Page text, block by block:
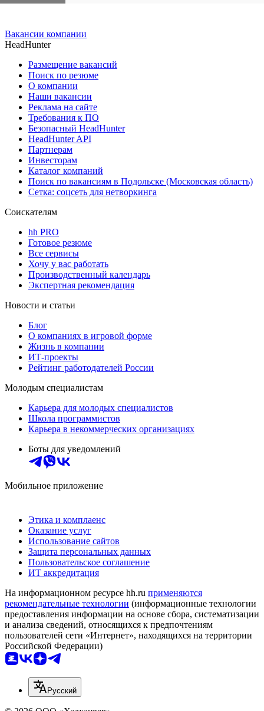
Вакансии компании
HeadHunter
Размещение вакансий
Поиск по резюме
О компании
Наши вакансии
Реклама на сайте
Требования к ПО
Безопасный HeadHunter
HeadHunter API
Партнерам
Инвесторам
Каталог компаний
Поиск по вакансиям в Подольске (Московская область)
Сетка: соцсеть для нетворкинга
Соискателям
hh PRO
Готовое резюме
Все сервисы
Хочу у вас работать
Производственный календарь
Экспертная рекомендация
Новости и статьи
Блог
О компаниях в игровой форме
Жизнь в компании
ИТ-проекты
Рейтинг работодателей России
Молодым специалистам
Карьера для молодых специалистов
Школа программистов
Карьера в некоммерческих организациях
Боты для уведомлений
Мобильное приложение
Этика и комплаенс
Оказание услуг
Использование сайтов
Защита персональных данных
Пользовательское соглашение
ИТ аккредитация
На информационном ресурсе hh.ru применяются
рекомендательные технологии (информационные технологии
предоставления информации на основе сбора, систематизации
и анализа сведений, относящихся к предпочтениям
пользователей сети «Интернет», находящихся на территории
Российской Федерации)
Русский